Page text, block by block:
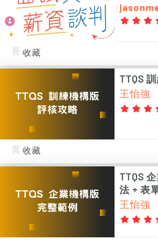
收藏
TTQS
王怡強
收藏
TTQS
法 + 表
王怡強